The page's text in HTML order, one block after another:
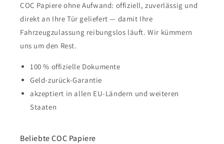
COC Papiere ohne Aufwand: offiziell, zuverlässig und
direkt an Ihre Tür geliefert — damit Ihre
Fahrzeugzulassung reibungslos läuft. Wir kümmern
uns um den Rest.
100 % offizielle Dokumente
Geld-zurück-Garantie
akzeptiert in allen EU-Ländern und weiteren
Staaten
Beliebte COC Papiere